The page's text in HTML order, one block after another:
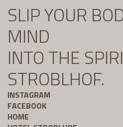
SLIP YOUR
MIND
INTO THE
STROBLHOF.
INSTAGRAM
FACEBOOK
HOME